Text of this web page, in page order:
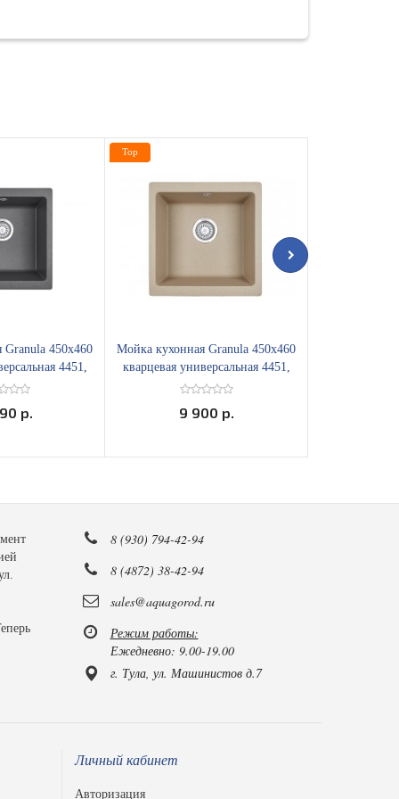
450х460
4451,
р.
Мойка кухонная Granula 450х460
кварцевая универсальная 4451,
ПЕСОК
9 900 р.
Top
8 (930) 794-42-94
8 (4872) 38-42-94
sales@aquagorod.ru
Режим работы:
Ежедневно: 9.00-19.00
г. Тула, ул. Машинистов д.7
Личный кабинет
Авторизация